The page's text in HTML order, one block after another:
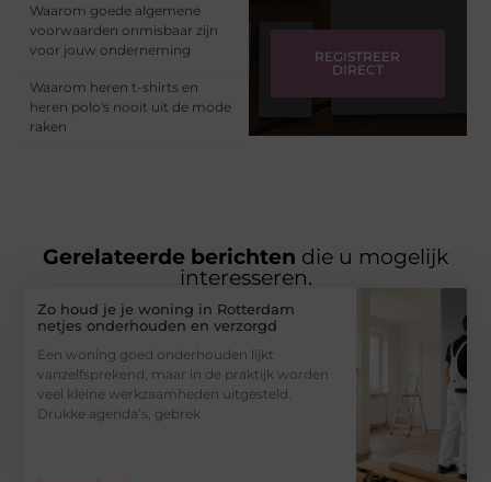
Waarom goede algemene
voorwaarden onmisbaar zijn
voor jouw onderneming
Waarom heren t-shirts en
heren polo's nooit uit de mode
raken
REGISTREER
DIRECT
Gerelateerde berichten die u mogelijk
interesseren.
Zo houd je je woning in Rotterdam
netjes onderhouden en verzorgd
Een woning goed onderhouden lijkt
vanzelfsprekend, maar in de praktijk worden
veel kleine werkzaamheden uitgesteld.
Drukke agenda’s, gebrek